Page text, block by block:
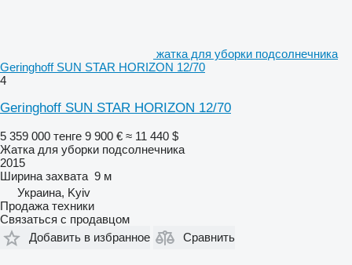
жатка для уборки подсолнечника
Geringhoff SUN STAR HORIZON 12/70
4
Geringhoff SUN STAR HORIZON 12/70
5 359 000 тенге 9 900 € ≈ 11 440 $
Жатка для уборки подсолнечника
2015
Ширина захвата 9 м
Украина, Kyiv
Продажа техники
Связаться с продавцом
Добавить в избранное
Сравнить